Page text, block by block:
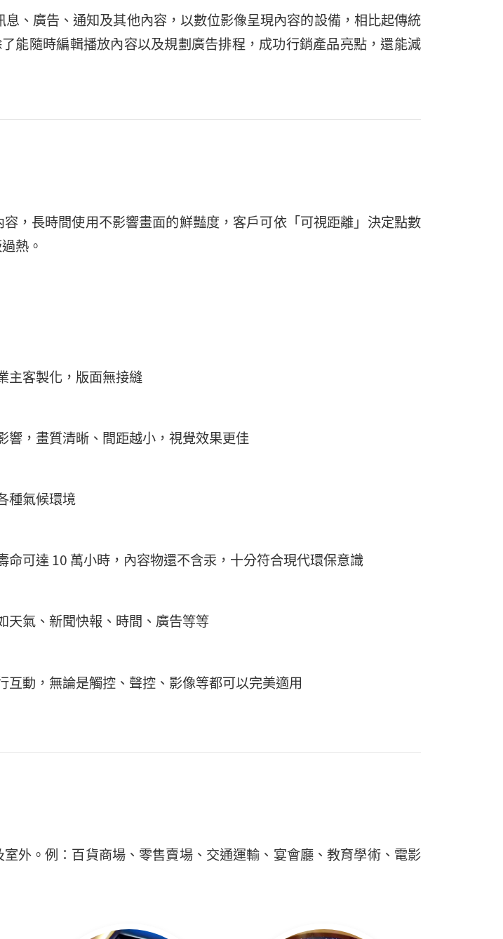
、廣告、通知及其他內容，以數位影像呈現內容的設備，相比起傳統
能隨時編輯播放內容以及規劃廣告排程，成功行銷產品亮點，還能減
，長時間使用不影響畫面的鮮豔度，客戶可依「可視距離」決定點數
熱。
主客製化，版面無接縫
響，畫質清晰、間距越小，視覺效果更佳
種氣候環境
可達 10 萬小時，內容物還不含汞，十分符合現代環保意識
天氣、新聞快報、時間、廣告等等
動，無論是觸控、聲控、影像等都可以完美適用
外。例：百貨商場、零售賣場、交通運輸、宴會廳、教育學術、電影